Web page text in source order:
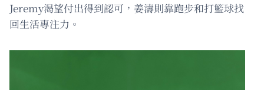
Jeremy渴望付出得到認可，姜濤則靠跑步和打籃球找
回生活專注力。